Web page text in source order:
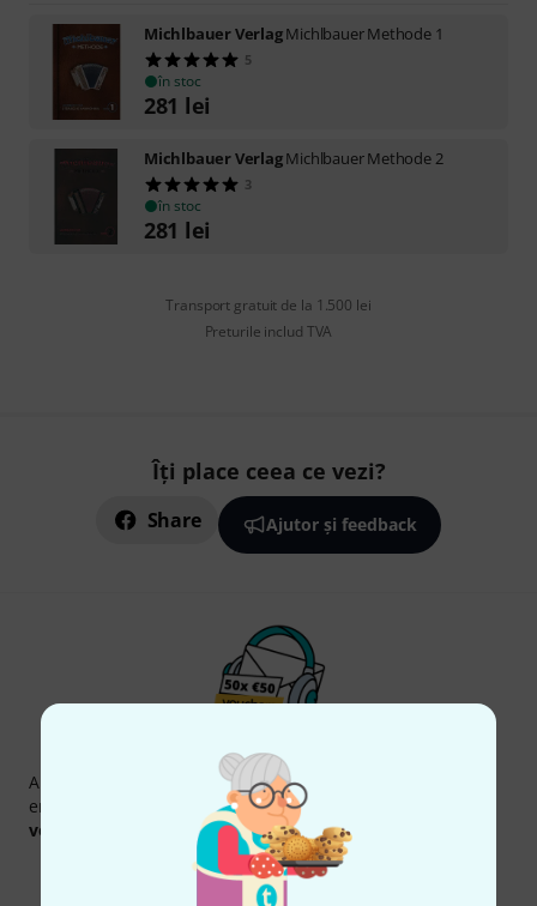
Michlbauer VerlagMichlbauer Methode 1
5
în stoc
281 lei
Michlbauer VerlagMichlbauer Methode 2
3
în stoc
281 lei
Transport gratuit de la 1.500 lei
Preturile includ TVA
Îți place ceea ce vezi?
Share Ajutor și feedback
Newsletter Thomann
Abonați-vă la buletinul informativ Thomann în limba
engleză și, cu puțin noroc, puteți câștiga unul dintre
voucherele
în valoare de50 €fiecare!
Contribuții inspiraționale
Perspectivele Thomann